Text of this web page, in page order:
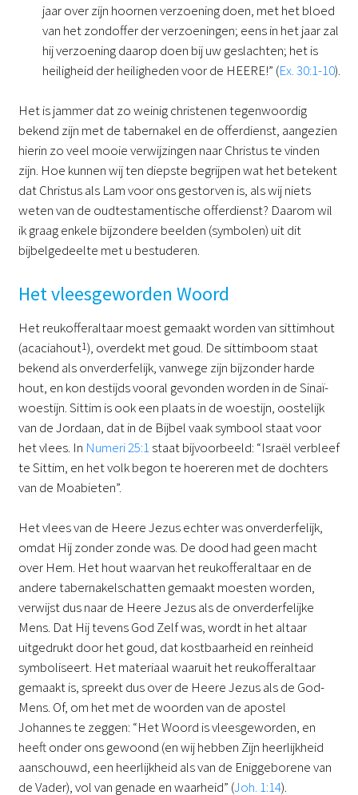
jaar over zijn hoornen verzoening doen, met het bloed
van het zondoffer der verzoeningen; eens in het jaar zal
hij verzoening daarop doen bij uw geslachten; het is
heiligheid der heiligheden voor de HEERE!” (Ex. 30:1-10).
Het is jammer dat zo weinig christenen tegenwoordig
bekend zijn met de tabernakel en de offerdienst, aangezien
hierin zo veel mooie verwijzingen naar Christus te vinden
zijn. Hoe kunnen wij ten diepste begrijpen wat het betekent
dat Christus als Lam voor ons gestorven is, als wij niets
weten van de oudtestamentische offerdienst? Daarom wil
ik graag enkele bijzondere beelden (symbolen) uit dit
bijbelgedeelte met u bestuderen.
Het vleesgeworden Woord
Het reukofferaltaar moest gemaakt worden van sittimhout
(acaciahout1), overdekt met goud. De sittimboom staat
bekend als onverderfelijk, vanwege zijn bijzonder harde
hout, en kon destijds vooral gevonden worden in de Sinaï-
woestijn. Sittim is ook een plaats in de woestijn, oostelijk
van de Jordaan, dat in de Bijbel vaak symbool staat voor
het vlees. In Numeri 25:1staat bijvoorbeeld: “Israël verbleef
te Sittim, en het volk begon te hoereren met de dochters
van de Moabieten”.
Het vlees van de Heere Jezus echter was onverderfelijk,
omdat Hij zonder zonde was. De dood had geen macht
over Hem. Het hout waarvan het reukofferaltaar en de
andere tabernakelschatten gemaakt moesten worden,
verwijst dus naar de Heere Jezus als de onverderfelijke
Mens. Dat Hij tevens God Zelf was, wordt in het altaar
uitgedrukt door het goud, dat kostbaarheid en reinheid
symboliseert. Het materiaal waaruit het reukofferaltaar
gemaakt is, spreekt dus over de Heere Jezus als de God-
Mens. Of, om het met de woorden van de apostel
Johannes te zeggen: “Het Woord is vleesgeworden, en
heeft onder ons gewoond (en wij hebben Zijn heerlijkheid
aanschouwd, een heerlijkheid als van de Eniggeborene van
de Vader), vol van genade en waarheid” (Joh. 1:14).